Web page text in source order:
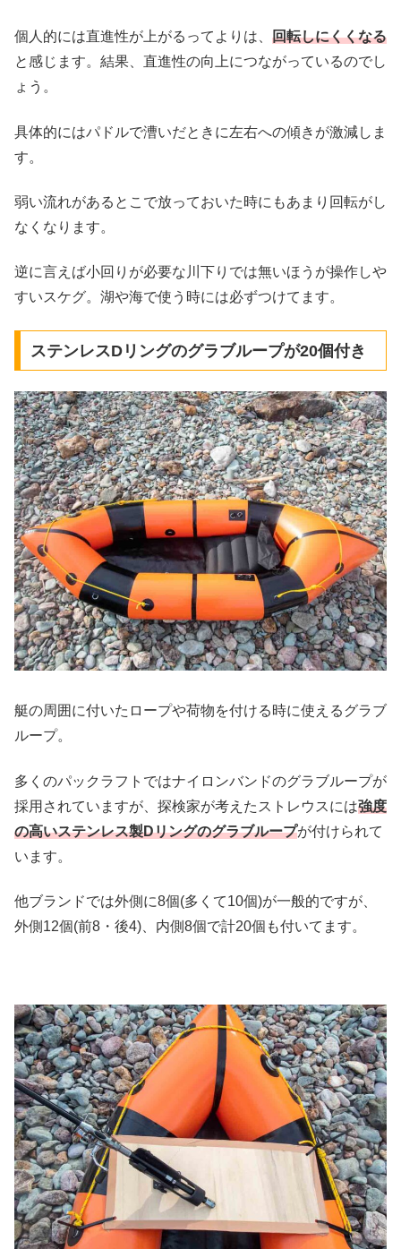
個人的には直進性が上がるってよりは、 回転しにくくなる
と感じます。結果、直進性の向上につながっているのでし
ょう。
具体的にはパドルで漕いだときに左右への傾きが激減しま
す。
弱い流れがあるとこで放っておいた時にもあまり回転がし
なくなります。
逆に言えば小回りが必要な川下りでは無いほうが操作しや
すいスケグ。湖や海で使う時には必ずつけてます。
ステンレスDリングのグラブループが20個付き
艇の周囲に付いたロープや荷物を付ける時に使えるグラブ
ループ。
多くのパックラフトではナイロンバンドのグラブループが
採用されていますが、探検家が考えたストレウスには強度
の高いステンレス製Dリングのグラブループが付けられて
います。
他ブランドでは外側に8個(多くて10個)が一般的ですが、
外側12個(前8・後4)、内側8個で計20個も付いてます。